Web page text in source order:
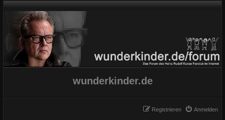
wunderkinder.de
Anmelden
Registrieren